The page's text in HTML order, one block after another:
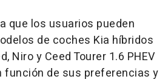
que los usuarios pueden
de coches Kia híbridos
Niro y Ceed Tourer 1.6 PHEV
función de sus preferencias y